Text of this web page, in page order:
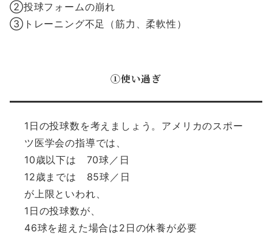
②投球フォームの崩れ
③トレーニング不足（筋力、柔軟性）
①使い過ぎ
1日の投球数を考えましょう。アメリカのスポー
ツ医学会の指導では、
10歳以下は 70球／日
12歳までは 85球／日
が上限といわれ、
1日の投球数が、
46球を超えた場合は2日の休養が必要